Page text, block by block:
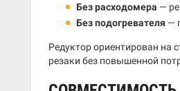
Без расходомера —
Без подогревателя —
Редуктор ориентирован на
резаки без повышенной